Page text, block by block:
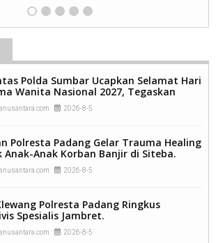
Polda Sumbar Ucapkan Selamat Hari
Wanita Nasional 2027, Tegaskan
Perempuan sebagai Pilar Bangsa
2026-8-5
Polresta Padang Gelar Trauma Healing
Anak-Anak Korban Banjir di Siteba.
2026-8-5
Polresta Padang Ringkus
Spesialis Jambret.
2026-8-5